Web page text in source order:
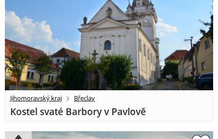
Jihomoravský kraj Břeclav
Kostel svaté Barbory v Pavlově